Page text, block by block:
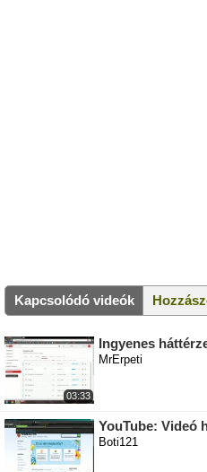
Kapcsolódó videók
03:33
Ingyenes
MrErpeti
YouTube: Videó
Boti121